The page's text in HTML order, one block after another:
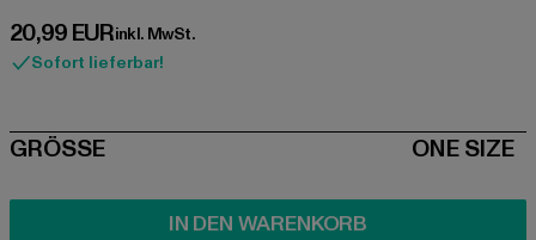
20,99 EUR
Derzeitiger Preis: 20,99 EUR
inkl. MwSt.
Sofort lieferbar!
SIZE
GRÖSSE ONE SIZE
IN DEN WARENKORB